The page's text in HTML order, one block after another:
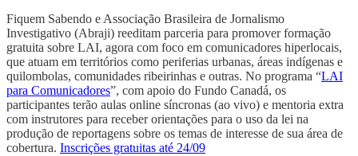
Fiquem Sabendo e Associação Brasileira de Jornalismo
Investigativo (Abraji) reeditam parceria para promover formação
gratuita sobre LAI, agora com foco em comunicadores hiperlocais,
que atuam em territórios como periferias urbanas, áreas indígenas e
quilombolas, comunidades ribeirinhas e outras. No programa “LAI
para Comunicadores”, com apoio do Fundo Canadá, os
participantes terão aulas online síncronas (ao vivo) e mentoria extra
com instrutores para receber orientações para o uso da lei na
produção de reportagens sobre os temas de interesse de sua área de
cobertura. Inscrições gratuitas até 24/09